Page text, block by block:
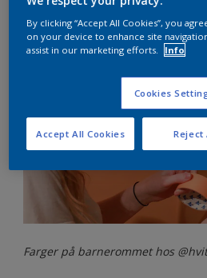
tåler regelmessig vask. Lenge leve
barnerom.
Farger på barnerommet hos
By clicking “Accept All Cookies”, you
on your device to enhance site
assist in our marketing efforts.
Info
Cookies
Reject
Accept All Cookies